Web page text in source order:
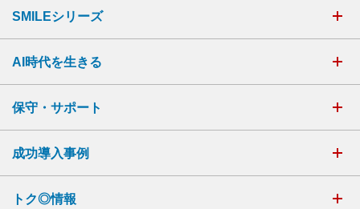
SMILEシリーズ
AI時代を生きる
保守・サポート
成功導入事例
トク◎情報